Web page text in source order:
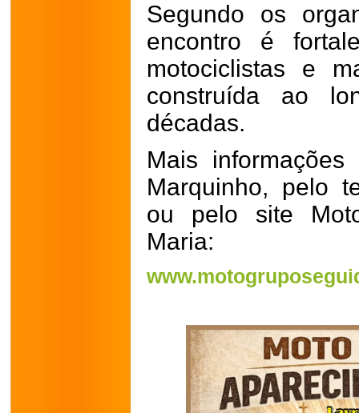
Segundo os
encontro é
motociclistas e
construída ao
décadas.
Mais
Marquinho, pelo
ou pelo site
Maria: